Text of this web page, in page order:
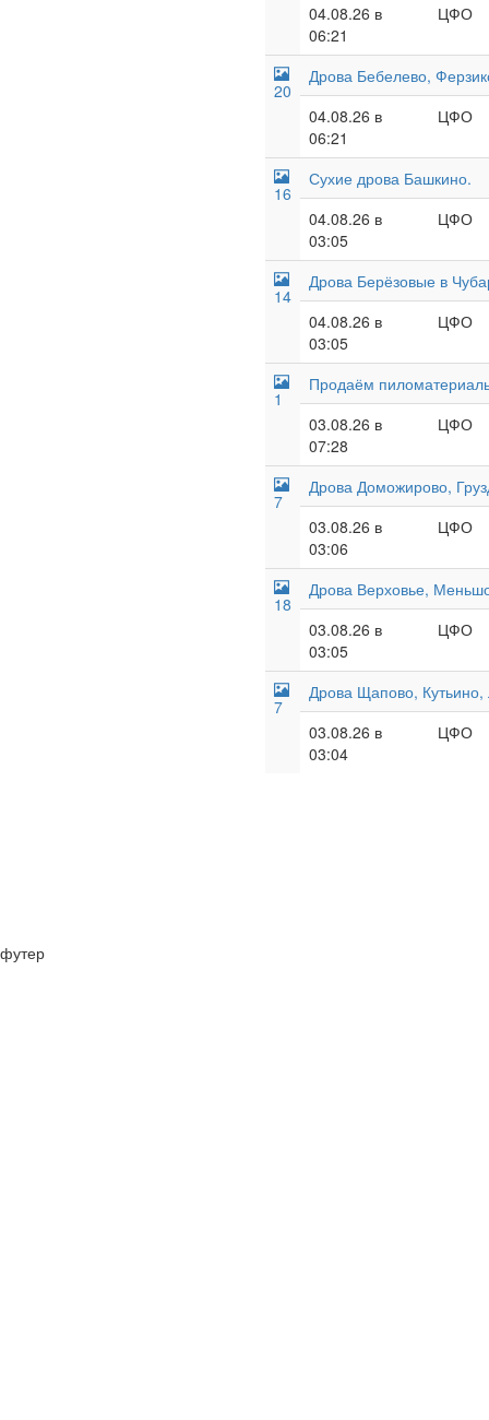
04.08.26 в
06:21
ЦФО
20
Дрова Бебелево,
04.08.26 в
06:21
ЦФО
16
Сухие дрова Башкино.
04.08.26 в
03:05
ЦФО
14
Дрова Берёзовые в
04.08.26 в
03:05
ЦФО
1
Продаём
03.08.26 в
07:28
ЦФО
7
Дрова Доможирово,
03.08.26 в
03:06
ЦФО
18
Дрова Верховье,
03.08.26 в
03:05
ЦФО
7
Дрова Щапово,
03.08.26 в
03:04
ЦФО
футер